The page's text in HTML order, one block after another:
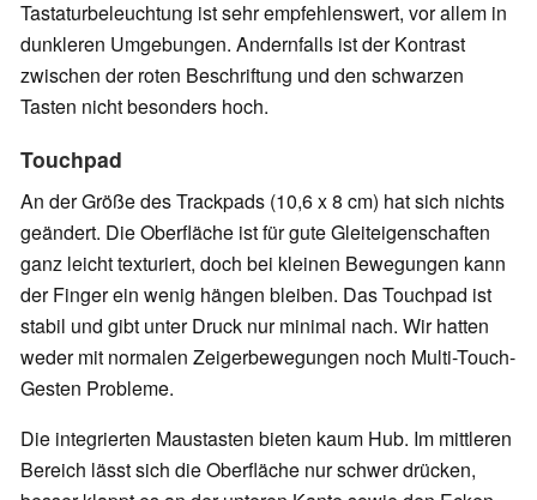
Tastaturbeleuchtung ist sehr empfehlenswert, vor allem in
dunkleren Umgebungen. Andernfalls ist der Kontrast
zwischen der roten Beschriftung und den schwarzen
Tasten nicht besonders hoch.
Touchpad
An der Größe des Trackpads (10,6 x 8 cm) hat sich nichts
geändert. Die Oberfläche ist für gute Gleiteigenschaften
ganz leicht texturiert, doch bei kleinen Bewegungen kann
der Finger ein wenig hängen bleiben. Das Touchpad ist
stabil und gibt unter Druck nur minimal nach. Wir hatten
weder mit normalen Zeigerbewegungen noch Multi-Touch-
Gesten Probleme.
Die integrierten Maustasten bieten kaum Hub. Im mittleren
Bereich lässt sich die Oberfläche nur schwer drücken,